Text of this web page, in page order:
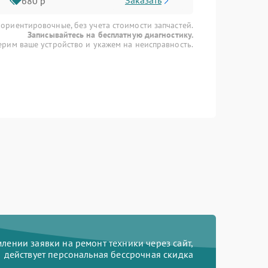
без учета стоимости запчастей.
Записывайтесь на бесплатную диагностику.
ваше устройство и укажем на неисправность.
заявки на ремонт техники через сайт,
действует персональная бессрочная скидка